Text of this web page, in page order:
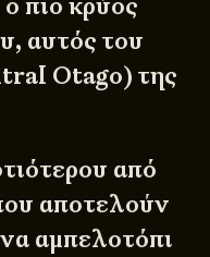
αυτός του
Otago) της
από
αποτελούν
αμπελοτόπι